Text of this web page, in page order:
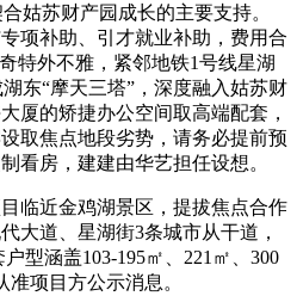
姑苏财产园成长的主要支持。
项补助、引才就业补助，费用合
特外不雅，紧邻地铁1号线星湖
东“摩天三塔”，深度融入姑苏财
厦的矫捷办公空间取高端配套，
取焦点地段劣势，请务必提前预
看房，建建由华艺担任设想。
近金鸡湖景区，提拔焦点合作
大道、星湖街3条城市从干道，
型涵盖103-195㎡、221㎡、300
准项目方公示消息。